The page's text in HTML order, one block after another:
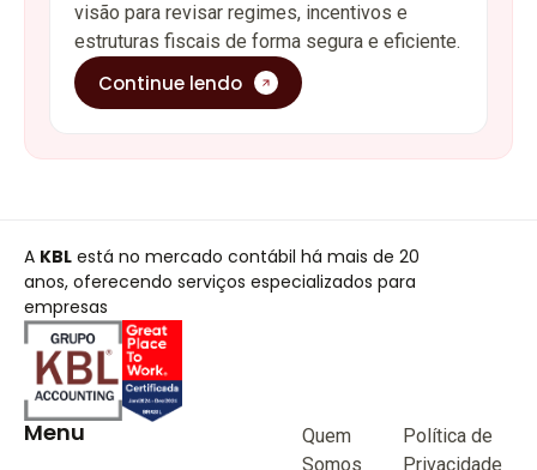
visão para revisar regimes, incentivos e
estruturas fiscais de forma segura e eficiente.
Continue lendo
A KBL está no mercado contábil há mais de 20
anos, oferecendo serviços especializados para
empresas
Menu
Quem
Somos
Política de
Privacidade